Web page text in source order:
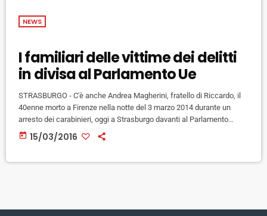
NEWS
I familiari delle vittime dei delitti
in divisa al Parlamento Ue
STRASBURGO - C'è anche Andrea Magherini, fratello di Riccardo, il
40enne morto a Firenze nella notte del 3 marzo 2014 durante un
arresto dei carabinieri, oggi a Strasburgo davanti al Parlamento
Europeo per l'attesa audizione dei rappresentanti di Acad,
l'associazione contro i delitti in divisa, organizzata nel giorno in cui si
today 15/03/2016